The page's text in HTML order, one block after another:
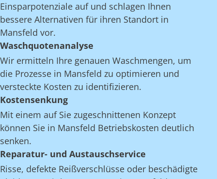
Einsparpotenziale auf und schlagen Ihnen
bessere Alternativen für ihren Standort in
Mansfeld vor.
Waschquotenanalyse
Wir ermitteln Ihre genauen Waschmengen, um
die Prozesse in Mansfeld zu optimieren und
versteckte Kosten zu identifizieren.
Kostensenkung
Mit einem auf Sie zugeschnittenen Konzept
können Sie in Mansfeld Betriebskosten deutlich
senken.
Reparatur- und Austauschservice
Risse, defekte Reißverschlüsse oder beschädigte